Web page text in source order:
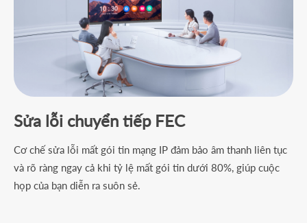
Sửa lỗi chuyển tiếp FEC
Cơ chế sửa lỗi mất gói tin mạng IP đảm bảo âm thanh liên tục
và rõ ràng ngay cả khi tỷ lệ mất gói tin dưới 80%, giúp cuộc
họp của bạn diễn ra suôn sẻ.